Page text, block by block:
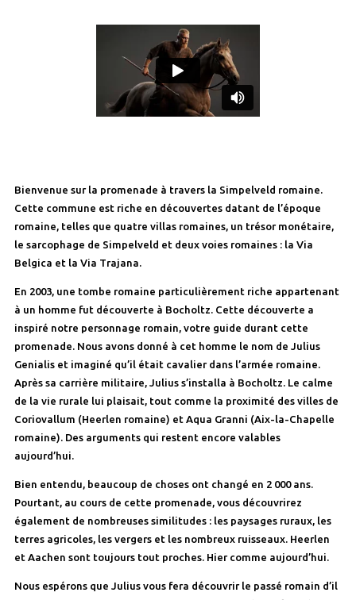
Bienvenue sur la promenade à travers la Simpelveld romaine.
Cette commune est riche en découvertes datant de l’époque
romaine, telles que quatre villas romaines, un trésor monétaire,
le sarcophage de Simpelveld et deux voies romaines : la Via
Belgica et la Via Trajana.
En 2003, une tombe romaine particulièrement riche appartenant
à un homme fut découverte à Bocholtz. Cette découverte a
inspiré notre personnage romain, votre guide durant cette
promenade. Nous avons donné à cet homme le nom de Julius
Genialis et imaginé qu’il était cavalier dans l’armée romaine.
Après sa carrière militaire, Julius s’installa à Bocholtz. Le calme
de la vie rurale lui plaisait, tout comme la proximité des villes de
Coriovallum (Heerlen romaine) et Aqua Granni (Aix-la-Chapelle
romaine). Des arguments qui restent encore valables
aujourd’hui.
Bien entendu, beaucoup de choses ont changé en 2 000 ans.
Pourtant, au cours de cette promenade, vous découvrirez
également de nombreuses similitudes : les paysages ruraux, les
terres agricoles, les vergers et les nombreux ruisseaux. Heerlen
et Aachen sont toujours tout proches. Hier comme aujourd’hui.
Nous espérons que Julius vous fera découvrir le passé romain d’il